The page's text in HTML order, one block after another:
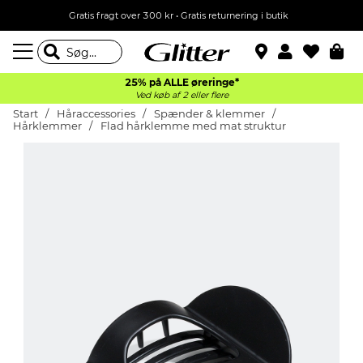
Gratis fragt over 300 kr • Gratis returnering i butik
25% på ALLE øreringe*
Ved køb af 2 eller flere
Start Håraccessories
Spænder & klemmer
Hårklemmer
Flad hårklemme med mat struktur